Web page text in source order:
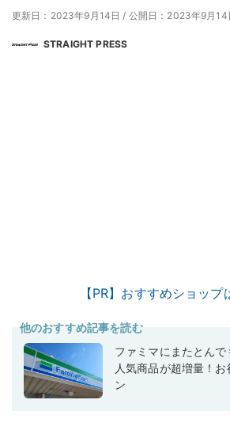
更新日：2023年9月14日 / 公開日：2023年9月14
STRAIGHT PRESS
【PR】おすすめショップ
他のおすすめ記事を読む
ファミマにまたとんで
人気商品が超増量！
ン